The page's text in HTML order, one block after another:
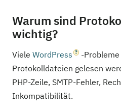
Warum sind
wichtig?
Viele WordPress
-
Protokolldateien gelesen
PHP-Zeile, SMTP-Fehler,
Inkompatibilität.